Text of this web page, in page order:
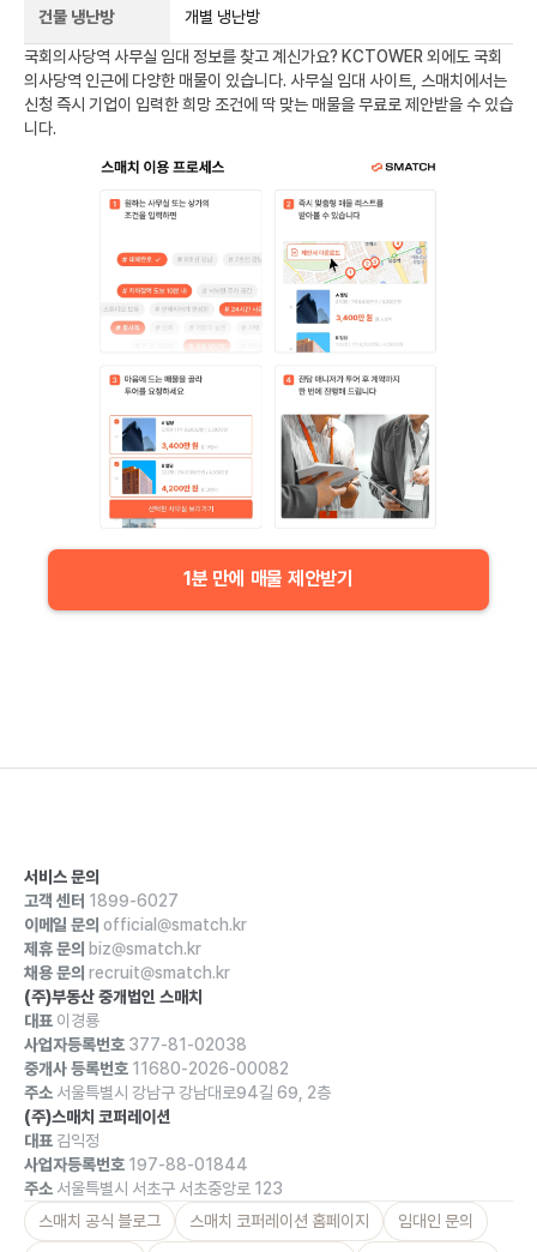
건물 냉난방 개별 냉난방
국회의사당역 사무실 임대 정보를 찾고 계신가요? KCTOWER 외에도 국회
의사당역 인근에 다양한 매물이 있습니다. 사무실 임대 사이트, 스매치에서는
신청 즉시 기업이 입력한 희망 조건에 딱 맞는 매물을 무료로 제안받을 수 있습
니다.
1분 만에 매물 제안받기
서비스 문의
고객 센터 1899-6027
이메일 문의 official@smatch.kr
제휴 문의 biz@smatch.kr
채용 문의 recruit@smatch.kr
(주)부동산 중개법인 스매치
대표 이경룡
사업자등록번호 377-81-02038
중개사 등록번호 11680-2026-00082
주소 서울특별시 강남구 강남대로94길 69, 2층
(주)스매치 코퍼레이션
대표 김익정
사업자등록번호 197-88-01844
주소 서울특별시 서초구 서초중앙로 123
스매치 공식 블로그
스매치 코퍼레이션 홈페이지 임대인 문의